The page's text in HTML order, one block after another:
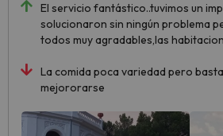
El servicio fantástico..tuvimos un
solucionaron sin ningún problema
todos muy agradables,las
La comida poca variedad pero
mejororarse